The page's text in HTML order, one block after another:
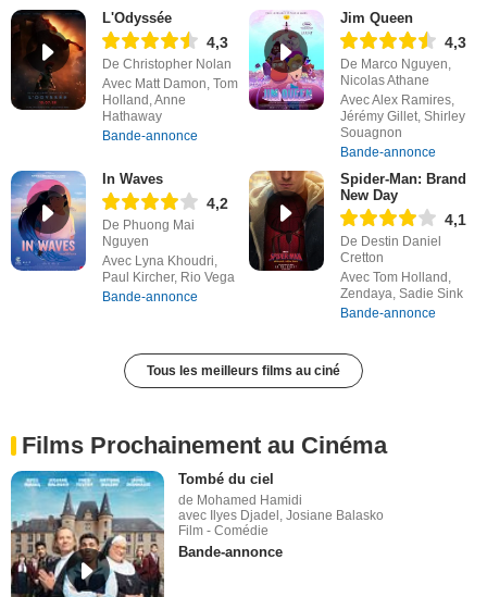
L'Odyssée
4,3
De Christopher Nolan
Avec Matt Damon, Tom
Holland, Anne
Hathaway
Bande-annonce
Jim Queen
4,3
De Marco Nguyen,
Nicolas Athane
Avec Alex Ramires,
Jérémy Gillet, Shirley
Souagnon
Bande-annonce
In Waves
4,2
De Phuong Mai
Nguyen
Avec Lyna Khoudri,
Paul Kircher, Rio Vega
Bande-annonce
Spider-Man: Brand
New Day
4,1
De Destin Daniel
Cretton
Avec Tom Holland,
Zendaya, Sadie Sink
Bande-annonce
Tous les meilleurs films au ciné
Films Prochainement au Cinéma
Tombé du ciel
de Mohamed Hamidi
avec Ilyes Djadel, Josiane Balasko
Film - Comédie
Bande-annonce